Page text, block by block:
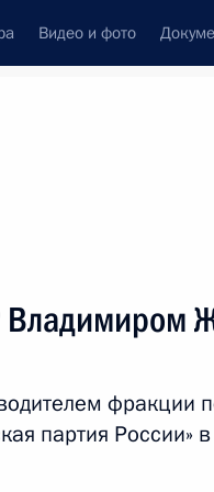
Видео и фото
Владимиром
фракции
партия России»